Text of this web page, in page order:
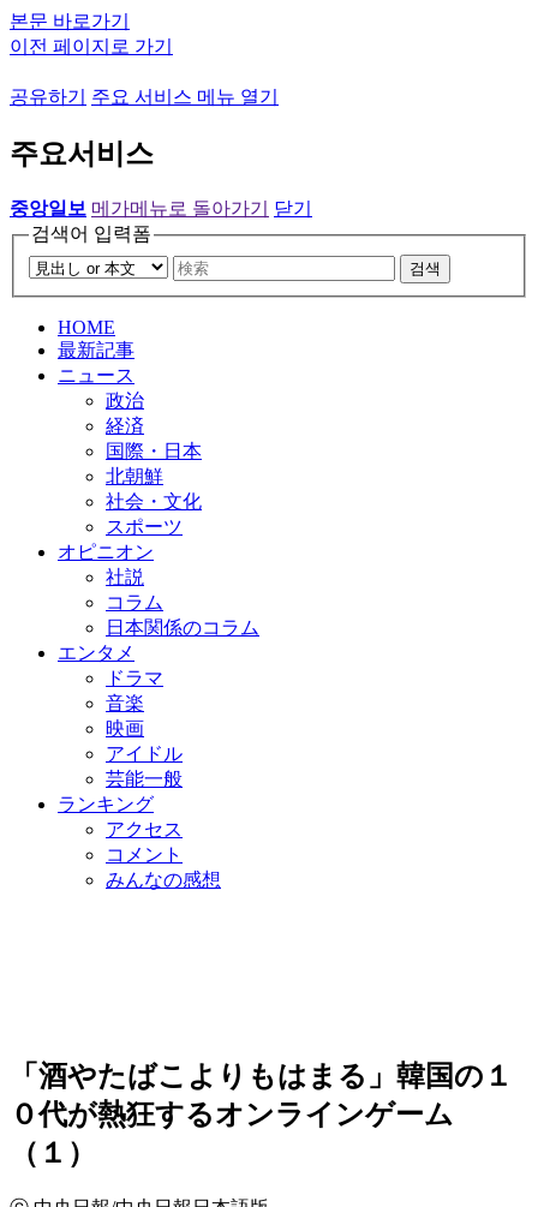
본문 바로가기
이전 페이지로 가기
공유하기 주요 서비스 메뉴 열기
주요서비스
중앙일보 메가메뉴로 돌아가기
닫기
검색어 입력폼
검색
HOME
最新記事
ニュース
政治
経済
国際・日本
北朝鮮
社会・文化
スポーツ
オピニオン
社説
コラム
日本関係のコラム
エンタメ
ドラマ
音楽
映画
アイドル
芸能一般
ランキング
アクセス
コメント
みんなの感想
「酒やたばこよりもはまる」韓国の１
０代が熱狂するオンラインゲーム
（１）